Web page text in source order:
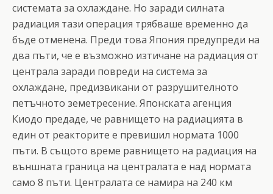
системата за охлаждане. Но заради силната
радиация тази операция трябваше временно да
бъде отменена. Преди това Япония предупреди на
два пъти, че е възможно изтичане на радиация от
централа заради повреди на система за
охлаждане, предизвикани от разрушителното
петъчното земетресение. Японската агенция
Киодо предаде, че равнището на радиацията в
един от реакторите е превишил нормата 1000
пъти. В същото време равнището на радиация на
външната граница на централата е над нормата
само 8 пъти. Централата се намира на 240 км